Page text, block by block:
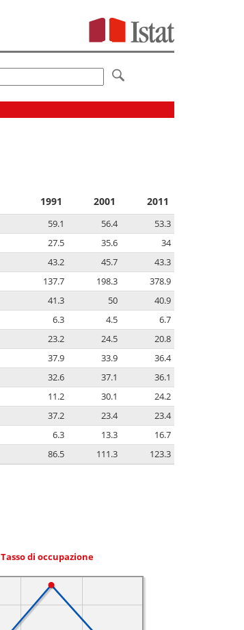
1991 2001 2011
59.1 56.4
53.3
27.5 35.6
34
43.2 45.7
43.3
137.7 198.3
378.9
41.3 50
40.9
6.3 4.5
6.7
23.2 24.5
20.8
37.9 33.9
36.4
32.6 37.1
36.1
11.2 30.1
24.2
37.2 23.4
23.4
6.3 13.3
16.7
86.5 111.3 123.3
Tasso di occupazione